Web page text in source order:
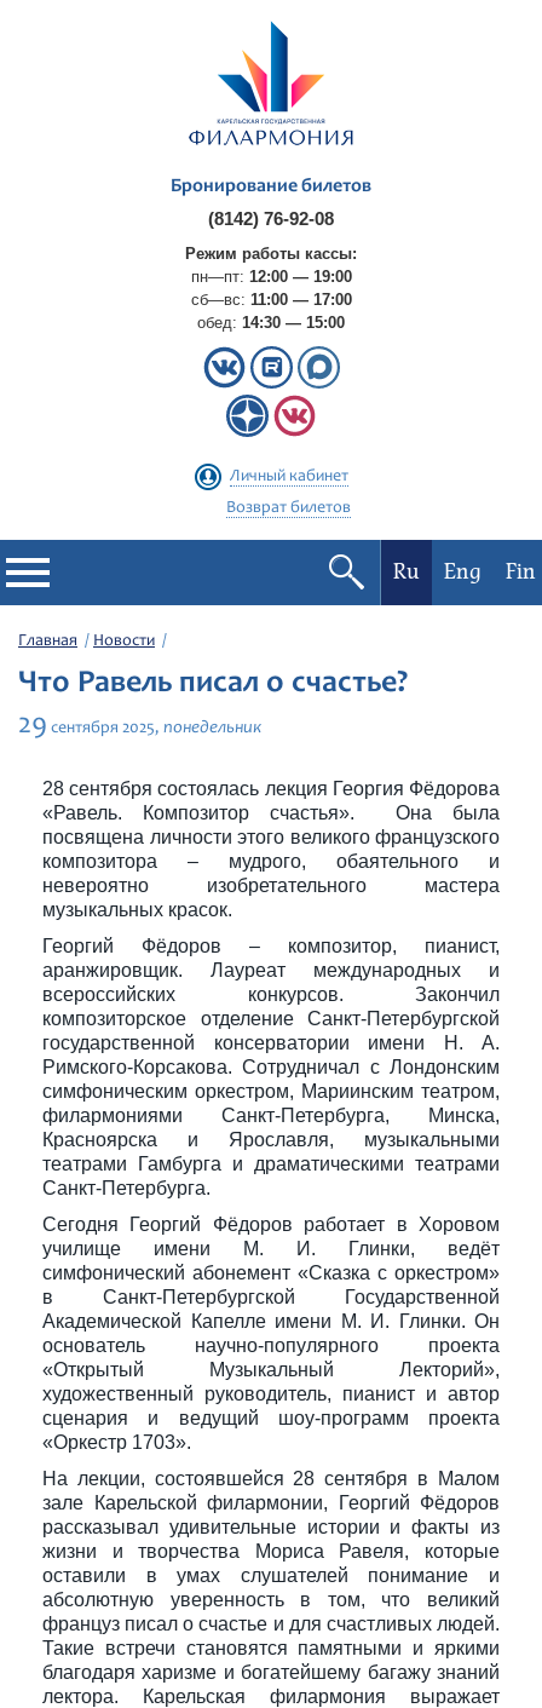
Бронирование билетов
(8142) 76-92-08
Режим работы кассы:
пн—пт: 12:00 — 19:00
сб—вс: 11:00 — 17:00
обед: 14:30 — 15:00
Личный кабинет
Возврат билетов
Филармония
Абонементы
Новости
Контакты
Ru Eng Fin
Главная Новости
Что Равель писал о счастье?
29 сентября 2025, понедельник
28 сентября состоялась лекция Георгия Фёдорова
«Равель. Композитор счастья». Она была
посвящена личности этого великого французского
композитора – мудрого, обаятельного и
невероятно изобретательного мастера
музыкальных красок.
Георгий Фёдоров – композитор, пианист,
аранжировщик. Лауреат международных и
всероссийских конкурсов. Закончил
композиторское отделение Санкт-Петербургской
государственной консерватории имени Н. А.
Римского-Корсакова. Сотрудничал с Лондонским
симфоническим оркестром, Мариинским театром,
филармониями Санкт-Петербурга, Минска,
Красноярска и Ярославля, музыкальными
театрами Гамбурга и драматическими театрами
Санкт-Петербурга.
Сегодня Георгий Фёдоров работает в Хоровом
училище имени М. И. Глинки, ведёт
симфонический абонемент «Сказка с оркестром»
в Санкт-Петербургской Государственной
Академической Капелле имени М. И. Глинки. Он
основатель научно-популярного проекта
«Открытый Музыкальный Лекторий»,
художественный руководитель, пианист и автор
сценария и ведущий шоу-программ проекта
«Оркестр 1703».
На лекции, состоявшейся 28 сентября в Малом
зале Карельской филармонии, Георгий Фёдоров
рассказывал удивительные истории и факты из
жизни и творчества Мориса Равеля, которые
оставили в умах слушателей понимание и
абсолютную уверенность в том, что великий
француз писал о счастье и для счастливых людей.
Такие встречи становятся памятными и яркими
благодаря харизме и богатейшему багажу знаний
лектора. Карельская филармония выражает